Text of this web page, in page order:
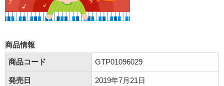
商品情報
商品コード
GTP01096029
発売日 2019年7月21日